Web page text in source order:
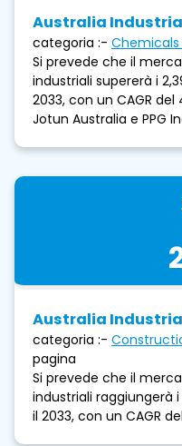
Australia
categoria :-
Si prevede che il
industriali supererà i
2033, con un CAGR
Jotun Australia e PPG
Australia
categoria :-
pagina
Si prevede che il
industriali raggiungerà i
il 2033, con un CAGR